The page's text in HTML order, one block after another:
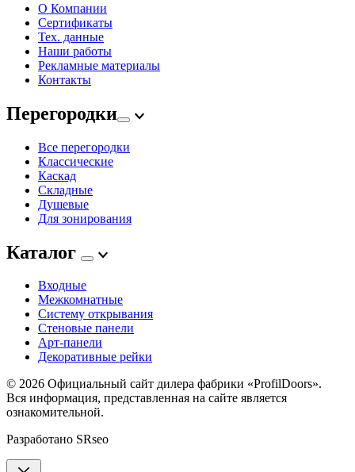
О Компании
Сертификаты
Тех. данные
Наши работы
Рекламные материалы
Контакты
Перегородки
Все перегородки
Классические
Каскад
Складные
Душевые
Для зонирования
Каталог
Входные
Межкомнатные
Систему открывания
Стеновые панели
Арт-панели
Декоративные рейки
© 2026 Официальный сайт дилера фабрики «ProfilDoors».
Вся информация, представленная на сайте является
ознакомительной.
Разработано SRseo